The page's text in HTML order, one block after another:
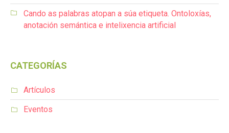
Cando as palabras atopan a súa etiqueta. Ontoloxías,
anotación semántica e intelixencia artificial
CATEGORÍAS
Artículos
Eventos